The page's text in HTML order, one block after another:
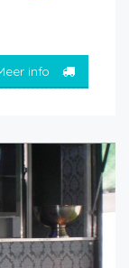
info